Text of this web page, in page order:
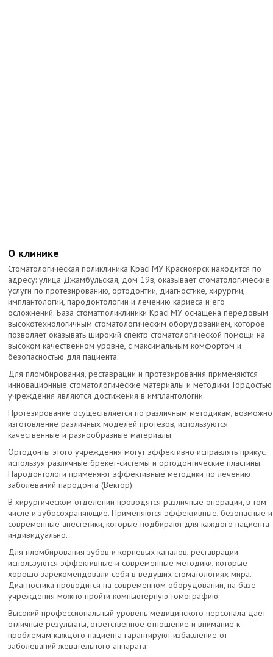
О клинике
Стоматологическая поликлиника КрасГМУ Красноярск находится по
адресу: улица Джамбульская, дом 19в, оказывает стоматологические
услуги по протезированию, ортодонтии, диагностике, хирургии,
имплантологии, пародонтологии и лечению кариеса и его
осложнений. База стоматполиклиники КрасГМУ оснащена передовым
высокотехнологичным стоматологическим оборудованием, которое
позволяет оказывать широкий спектр стоматологической помощи на
высоком качественном уровне, с максимальным комфортом и
безопасностью для пациента.
Для пломбирования, реставрации и протезирования применяются
инновационные стоматологические материалы и методики. Гордостью
учреждения являются достижения в имплантологии.
Протезирование осуществляется по различным методикам, возможно
изготовление различных моделей протезов, используются
качественные и разнообразные материалы.
Ортодонты этого учреждения могут эффективно исправлять прикус,
используя различные брекет-системы и ортодонтические пластины.
Пародонтологи применяют эффективные методики по лечению
заболеваний пародонта (Вектор).
В хирургическом отделении проводятся различные операции, в том
числе и зубосохраняющие. Применяются эффективные, безопасные и
современные анестетики, которые подбирают для каждого пациента
индивидуально.
Для пломбирования зубов и корневых каналов, реставрации
используются эффективные и современные методики, которые
хорошо зарекомендовали себя в ведущих стоматологиях мира.
Диагностика проводится на современном оборудовании, на базе
учреждения можно пройти компьютерную томографию.
Высокий профессиональный уровень медицинского персонала дает
отличные результаты, ответственное отношение и внимание к
проблемам каждого пациента гарантируют избавление от
заболеваний жевательного аппарата.